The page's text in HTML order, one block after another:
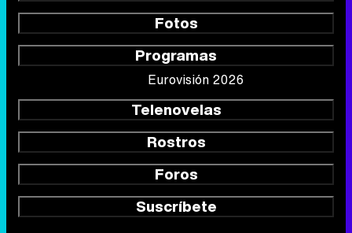
Fotos
Programas
Eurovisión 2026
Telenovelas
Rostros
Foros
Suscríbete